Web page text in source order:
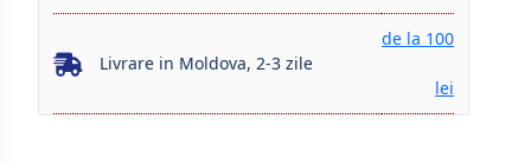
Livrare in Moldova, 2-3 zile
de la 100
lei